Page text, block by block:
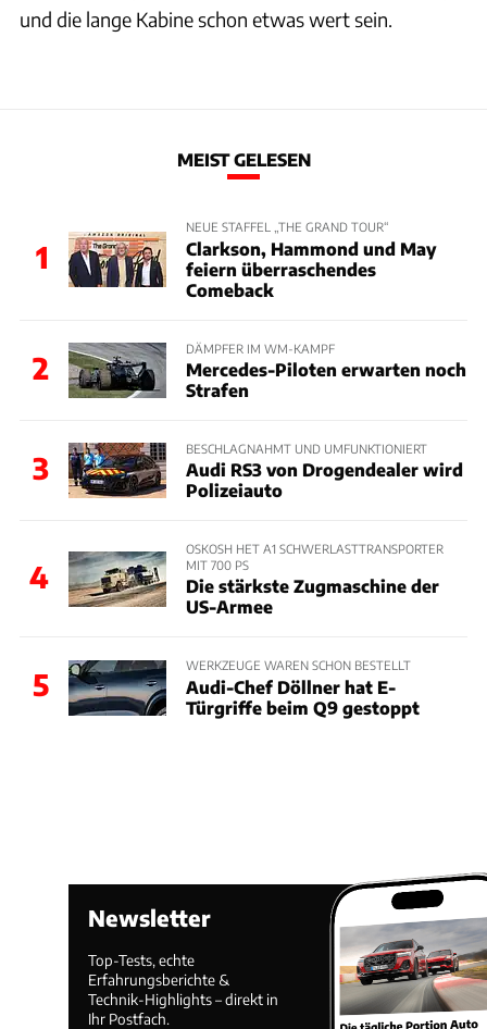
und die lange Kabine schon etwas wert sein.
MEIST GELESEN
1
NEUE STAFFEL „THE GRAND TOUR“
Clarkson, Hammond und May
feiern überraschendes
Comeback
2
DÄMPFER IM WM-KAMPF
Mercedes-Piloten erwarten noch
Strafen
3
BESCHLAGNAHMT UND UMFUNKTIONIERT
Audi RS3 von Drogendealer wird
Polizeiauto
4
OSKOSH HET A1 SCHWERLASTTRANSPORTER
MIT 700 PS
Die stärkste Zugmaschine der
US-Armee
5
WERKZEUGE WAREN SCHON BESTELLT
Audi-Chef Döllner hat E-
Türgriffe beim Q9 gestoppt
Newsletter
Top-Tests, echte
Erfahrungsberichte &
Technik-Highlights – direkt in
Ihr Postfach.